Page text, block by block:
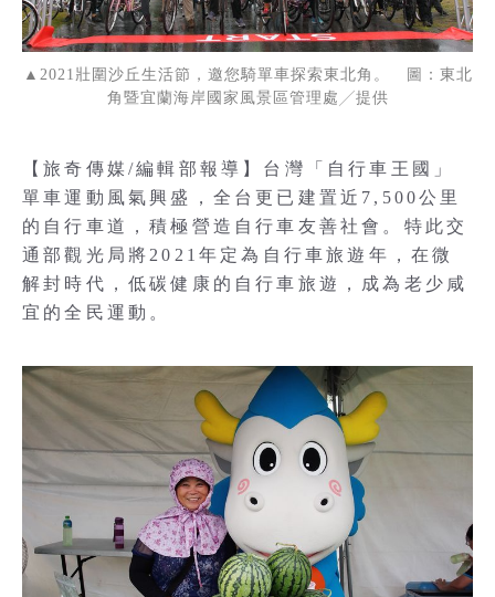
▲2021壯圍沙丘生活節，邀您騎單車探索東北角。 圖：東北
角暨宜蘭海岸國家風景區管理處╱提供
【旅奇傳媒/編輯部報導】台灣「自行車王國」
單車運動風氣興盛，全台更已建置近7,500公里
的自行車道，積極營造自行車友善社會。特此交
通部觀光局將2021年定為自行車旅遊年，在微
解封時代，低碳健康的自行車旅遊，成為老少咸
宜的全民運動。